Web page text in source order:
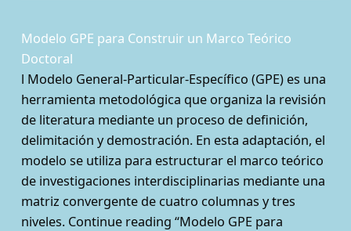
Modelo GPE para Construir un Marco Teórico
Doctoral
l Modelo General-Particular-Específico (GPE) es una
herramienta metodológica que organiza la revisión
de literatura mediante un proceso de definición,
delimitación y demostración. En esta adaptación, el
modelo se utiliza para estructurar el marco teórico
de investigaciones interdisciplinarias mediante una
matriz convergente de cuatro columnas y tres
niveles. Continue reading “Modelo GPE para